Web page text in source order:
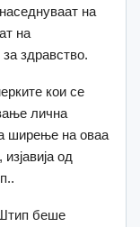
на
на
здравство.
кои се
лична
ширење на оваа
од
беше